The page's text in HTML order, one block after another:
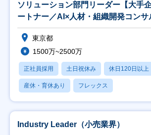
ソリューション部門リーダー【大手
ートナー／AI×人材・組織開発コンサ
東京都
1500万~2500万
正社員採用 土日祝休み 休日120日以上
産休・育休あり フレックス
Industry Leader（小売業界）